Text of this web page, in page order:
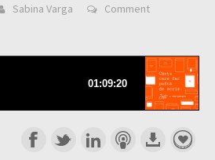
Sabina Varga Comment